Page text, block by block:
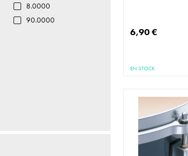
6,90 €
EN STOCK
Timbre
8.0000
90.0000